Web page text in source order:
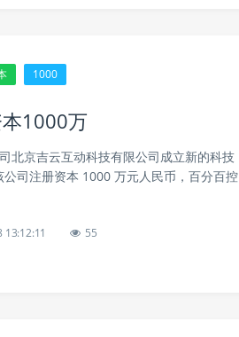
1000
1000万
北京吉云互动科技有限公司成立新的科技
司注册资本 1000 万元人民币，百分百控
13:12:11 55